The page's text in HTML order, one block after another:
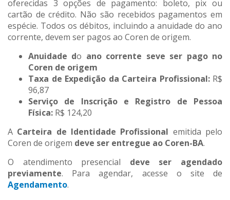
oferecidas 3 opções de pagamento: boleto, pix ou
cartão de crédito. Não são recebidos pagamentos em
espécie. Todos os débitos, incluindo a anuidade do ano
corrente, devem ser pagos ao Coren de origem.
Anuidade do ano corrente seve ser pago no
Coren de origem
Taxa de Expedição da Carteira Profissional:R$
96,87
Serviço de Inscrição e Registro de Pessoa
Física: R$ 124,20
A Carteira de Identidade Profissional emitida pelo
Coren de origem deve ser entregue ao Coren-BA.
O atendimento presencial deve ser agendado
previamente. Para agendar, acesse o site de
Agendamento.